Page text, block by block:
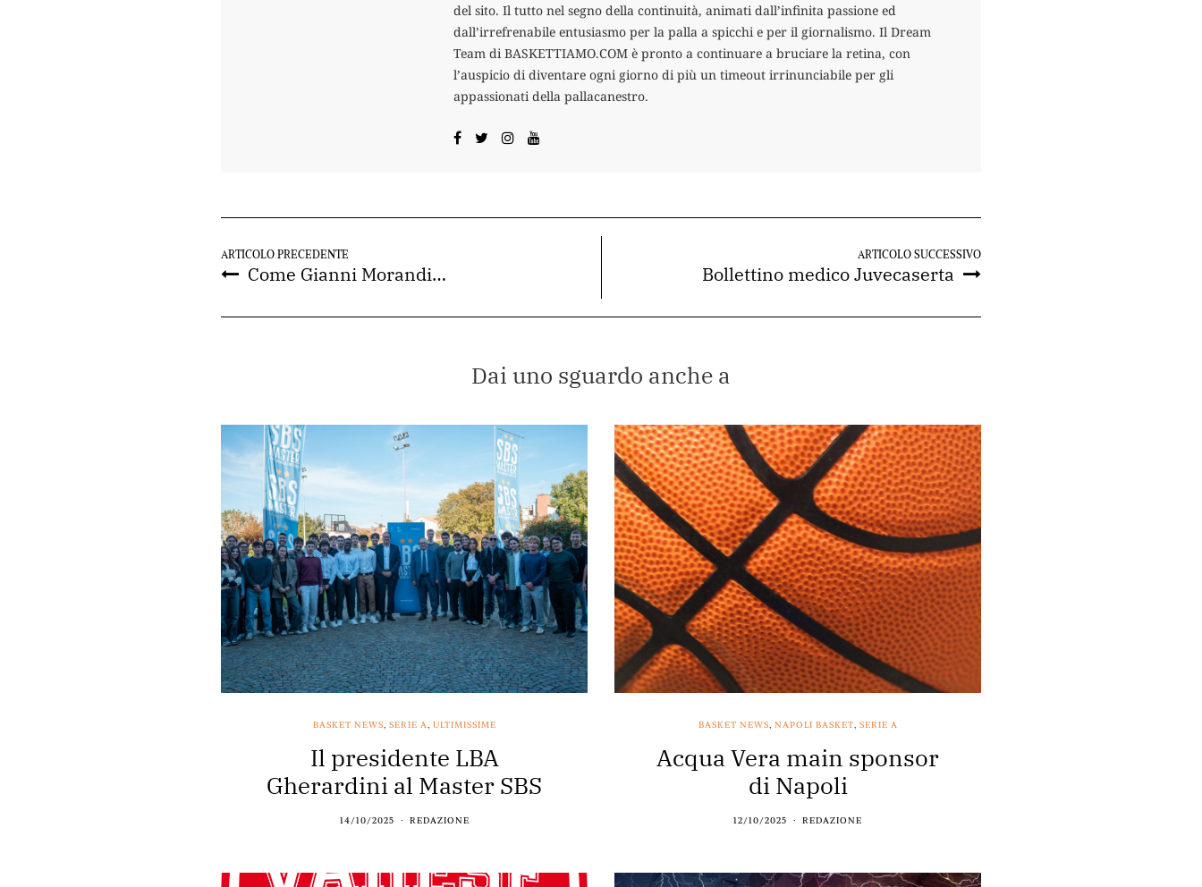
del sito. Il tutto nel segno della continuità, animati dall’infinita passione ed
dall’irrefrenabile entusiasmo per la palla a spicchi e per il giornalismo. Il Dream
Team di BASKETTIAMO.COM è pronto a continuare a bruciare la retina, con
l’auspicio di diventare ogni giorno di più un timeout irrinunciabile per gli
appassionati della pallacanestro.
ARTICOLO PRECEDENTE
Come Gianni Morandi…
ARTICOLO SUCCESSIVO
Bollettino medico Juvecaserta
Dai uno sguardo anche a
BASKET NEWS, SERIE A, ULTIMISSIME
Il presidente LBA
Gherardini al Master SBS
14/10/2025 REDAZIONE
BASKET NEWS, NAPOLI BASKET, SERIE A
Acqua Vera main sponsor
di Napoli
12/10/2025 REDAZIONE